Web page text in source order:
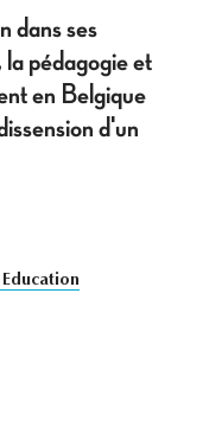
dans ses
pédagogie et
en Belgique
d'un